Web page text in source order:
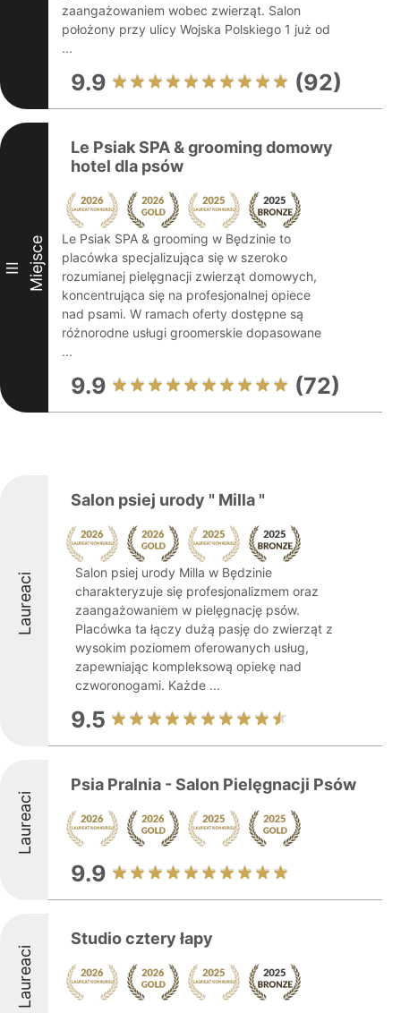
zaangażowaniem wobec zwierząt. Salon
położony przy ulicy Wojska Polskiego 1 już od
...
9.9 (92)
III Miejsce
Le Psiak SPA & grooming domowy
hotel dla psów
Le Psiak SPA & grooming w Będzinie to
placówka specjalizująca się w szeroko
rozumianej pielęgnacji zwierząt domowych,
koncentrująca się na profesjonalnej opiece
nad psami. W ramach oferty dostępne są
różnorodne usługi groomerskie dopasowane
...
9.9 (72)
Laureaci
Salon psiej urody " Milla "
Salon psiej urody Milla w Będzinie
charakteryzuje się profesjonalizmem oraz
zaangażowaniem w pielęgnację psów.
Placówka ta łączy dużą pasję do zwierząt z
wysokim poziomem oferowanych usług,
zapewniając kompleksową opiekę nad
czworonogami. Każde ...
9.5
Laureaci
Psia Pralnia - Salon Pielęgnacji Psów
9.9
Laureaci
Studio cztery łapy